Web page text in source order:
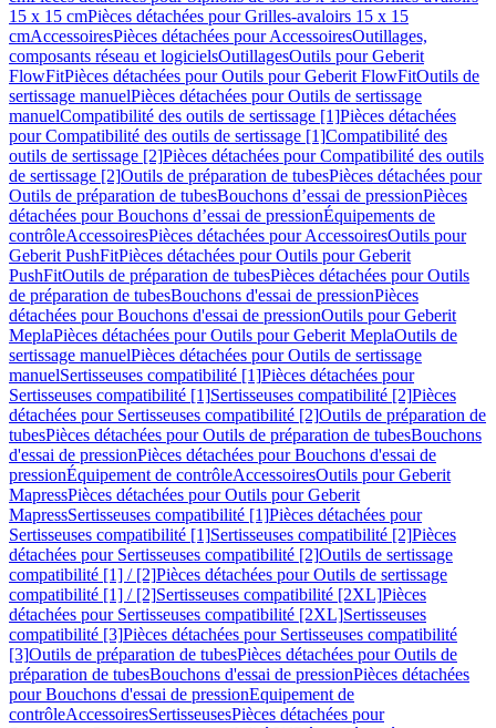
15 x 15 cmPièces détachées pour Grilles-avaloirs 15 x 15
cmAccessoiresPièces détachées pour AccessoiresOutillages,
composants réseau et logicielsOutillagesOutils pour Geberit
FlowFitPièces détachées pour Outils pour Geberit FlowFitOutils de
sertissage manuelPièces détachées pour Outils de sertissage
manuelCompatibilité des outils de sertissage [1]Pièces détachées
pour Compatibilité des outils de sertissage [1]Compatibilité des
outils de sertissage [2]Pièces détachées pour Compatibilité des outils
de sertissage [2]Outils de préparation de tubesPièces détachées pour
Outils de préparation de tubesBouchons d’essai de pressionPièces
détachées pour Bouchons d’essai de pressionÉquipements de
contrôleAccessoiresPièces détachées pour AccessoiresOutils pour
Geberit PushFitPièces détachées pour Outils pour Geberit
PushFitOutils de préparation de tubesPièces détachées pour Outils
de préparation de tubesBouchons d'essai de pressionPièces
détachées pour Bouchons d'essai de pressionOutils pour Geberit
MeplaPièces détachées pour Outils pour Geberit MeplaOutils de
sertissage manuelPièces détachées pour Outils de sertissage
manuelSertisseuses compatibilité [1]Pièces détachées pour
Sertisseuses compatibilité [1]Sertisseuses compatibilité [2]Pièces
détachées pour Sertisseuses compatibilité [2]Outils de préparation de
tubesPièces détachées pour Outils de préparation de tubesBouchons
d'essai de pressionPièces détachées pour Bouchons d'essai de
pressionÉquipement de contrôleAccessoiresOutils pour Geberit
MapressPièces détachées pour Outils pour Geberit
MapressSertisseuses compatibilité [1]Pièces détachées pour
Sertisseuses compatibilité [1]Sertisseuses compatibilité [2]Pièces
détachées pour Sertisseuses compatibilité [2]Outils de sertissage
compatibilité [1] / [2]Pièces détachées pour Outils de sertissage
compatibilité [1] / [2]Sertisseuses compatibilité [2XL]Pièces
détachées pour Sertisseuses compatibilité [2XL]Sertisseuses
compatibilité [3]Pièces détachées pour Sertisseuses compatibilité
[3]Outils de préparation de tubesPièces détachées pour Outils de
préparation de tubesBouchons d'essai de pressionPièces détachées
pour Bouchons d'essai de pressionEquipement de
contrôleAccessoiresSertisseusesPièces détachées pour